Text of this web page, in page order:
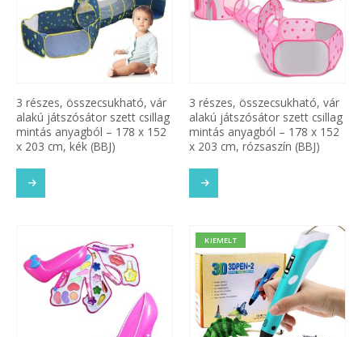
3 részes, összecsukható, vár
alakú játszósátor szett csillag
mintás anyagból – 178 x 152
x 203 cm, kék (BBJ)
3 részes, összecsukható, vár
alakú játszósátor szett csillag
mintás anyagból – 178 x 152
x 203 cm, rózsaszín (BBJ)
KIEMELT